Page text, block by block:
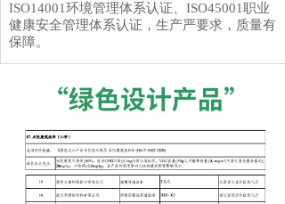
ISO14001环境管理体系认证、ISO45001职业
健康安全管理体系认证，生产严要求，质量有
保障。